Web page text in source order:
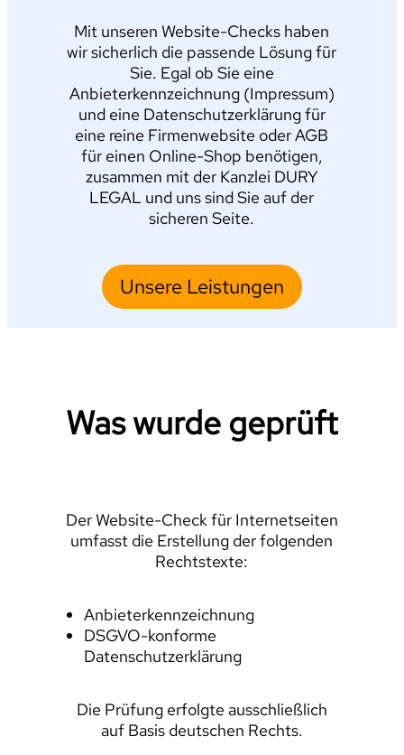
Mit unseren Website-Checks haben
wir sicherlich die passende Lösung für
Sie. Egal ob Sie eine
Anbieterkennzeichnung (Impressum)
und eine Datenschutzerklärung für
eine reine Firmenwebsite oder AGB
für einen Online-Shop benötigen,
zusammen mit der Kanzlei DURY
LEGAL und uns sind Sie auf der
sicheren Seite.
Unsere Leistungen
Was wurde geprüft
Der Website-Check für Internetseiten
umfasst die Erstellung der folgenden
Rechtstexte:
Anbieterkennzeichnung
DSGVO-konforme
Datenschutzerklärung
Die Prüfung erfolgte ausschließlich
auf Basis deutschen Rechts.